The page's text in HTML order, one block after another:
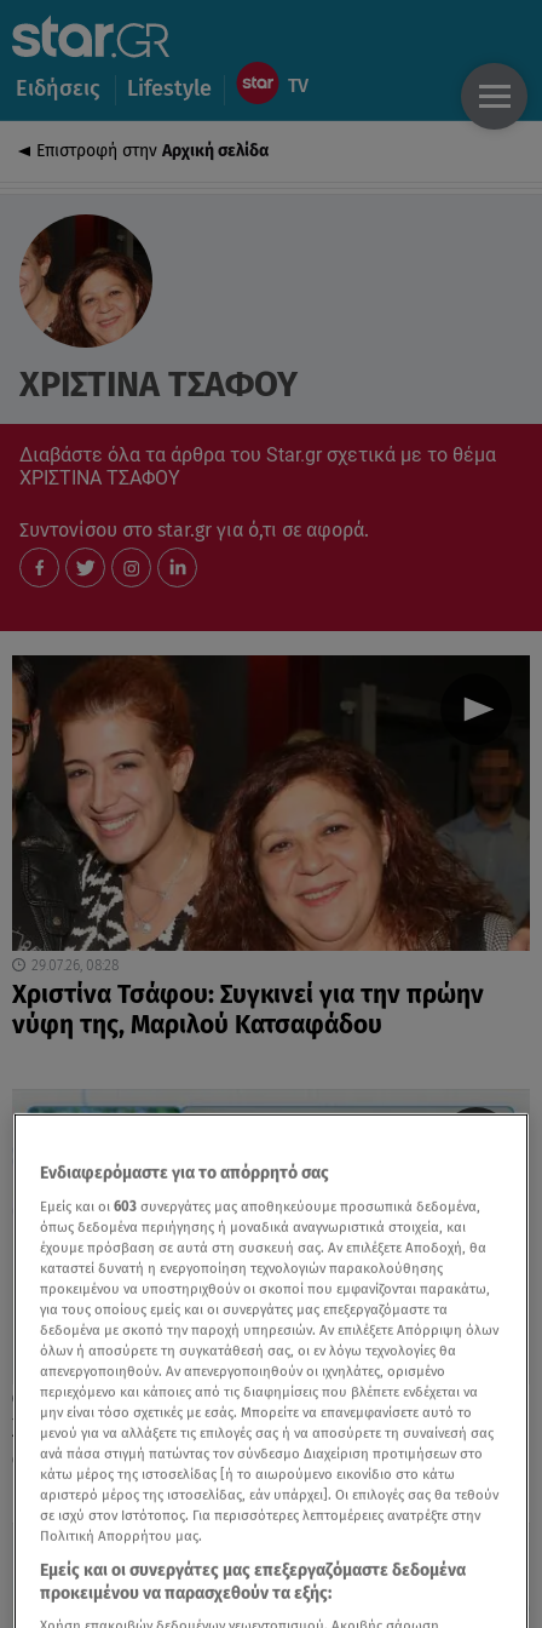
Ειδήσεις Lifestyle
Επιστροφή στην Αρχική σελίδα
ΧΡΙΣΤΙΝΑ ΤΣΑΦΟΥ
Διαβάστε όλα τα άρθρα του Star.gr σχετικά με το θέμα
ΧΡΙΣΤΙΝΑ ΤΣΑΦΟΥ
Συντονίσου στο star.gr για ό,τι σε αφορά.
29.07.26, 08:28
Χριστίνα Τσάφου: Συγκινεί για την πρώην
νύφη της, Μαριλού Κατσαφάδου
25.06.26, 10:46
Χριστίνα Τσάφου: «Η Δανάη Μπάρκα με
αντιμετωπίζει σαν γιαγιά της»
Ενδιαφερόμαστε για το απόρρητό σας
Εμείς και οι603 συνεργάτες μας αποθηκεύουμε προσωπικά δεδομένα,
όπως δεδομένα περιήγησης ή μοναδικά αναγνωριστικά στοιχεία, και
έχουμε πρόσβαση σε αυτά στη συσκευή σας. Αν επιλέξετε Αποδοχή, θα
καταστεί δυνατή η ενεργοποίηση τεχνολογιών παρακολούθησης
προκειμένου να υποστηριχθούν οι σκοποί που εμφανίζονται παρακάτω,
για τους οποίους εμείς και οι συνεργάτες μας επεξεργαζόμαστε τα
δεδομένα με σκοπό την παροχή υπηρεσιών. Αν επιλέξετε Απόρριψη όλων
όλων ή αποσύρετε τη συγκατάθεσή σας, οι εν λόγω τεχνολογίες θα
απενεργοποιηθούν. Αν απενεργοποιηθούν οι ιχνηλάτες, ορισμένο
περιεχόμενο και κάποιες από τις διαφημίσεις που βλέπετε ενδέχεται να
μην είναι τόσο σχετικές με εσάς. Μπορείτε να επανεμφανίσετε αυτό το
μενού για να αλλάξετε τις επιλογές σας ή να αποσύρετε τη συναίνεσή σας
ανά πάσα στιγμή πατώντας τον σύνδεσμο Διαχείριση προτιμήσεων στο
κάτω μέρος της ιστοσελίδας [ή το αιωρούμενο εικονίδιο στο κάτω
αριστερό μέρος της ιστοσελίδας, εάν υπάρχει]. Οι επιλογές σας θα τεθούν
σε ισχύ στον Ιστότοπος. Για περισσότερες λεπτομέρειες ανατρέξτε στην
Πολιτική Απορρήτου μας.
Εμείς και οι συνεργάτες μας επεξεργαζόμαστε δεδομένα
προκειμένου να παρασχεθούν τα εξής: